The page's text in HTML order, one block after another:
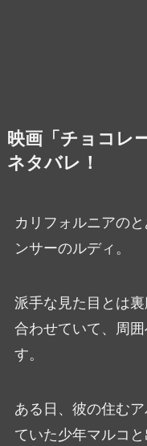
映画「チョコレ
ネタバレ！
カリフォルニアの
ンサーのルディ。
派手な見た目とは
合わせていて、周
す。
ある日、彼の住む
ていた少年マルコと